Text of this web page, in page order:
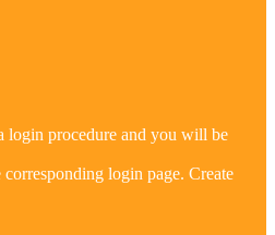
login procedure and you will be
login page. Create